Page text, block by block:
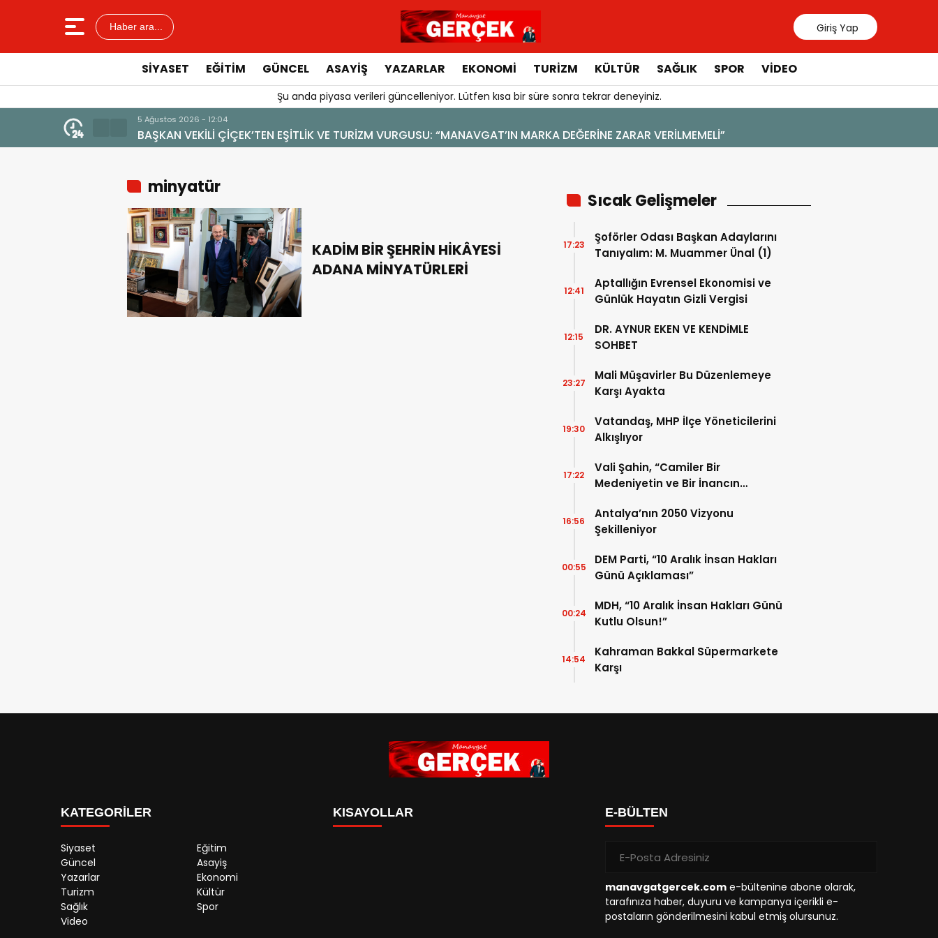
Haber ara... Giriş Yap
SIYASET EĞITIM GÜNCEL ASAYIŞ YAZARLAR EKONOMI TURIZM KÜLTÜR SAĞLIK SPOR VIDEO
Şu anda piyasa verileri güncelleniyor. Lütfen kısa bir süre sonra tekrar deneyiniz.
DEĞERİNE ZARAR VERİLMEMELİ” YENİ BİR DİN: SOSYAL MEDYA
minyatür
KADİM BİR ŞEHRİN HİKÂYESİ
ADANA MİNYATÜRLERİ
Sıcak Gelişmeler
Şoförler Odası Başkan Adaylarını
Tanıyalım: M. Muammer Ünal (1)
17:23
Aptallığın Evrensel Ekonomisi ve
Günlük Hayatın Gizli Vergisi
12:41
DR. AYNUR EKEN VE KENDİMLE
SOHBET
12:15
Mali Müşavirler Bu Düzenlemeye
Karşı Ayakta
23:27
Vatandaş, MHP İlçe Yöneticilerini
Alkışlıyor
19:30
Vali Şahin, “Camiler Bir
Medeniyetin ve Bir İnancın
17:22
Antalya’nın 2050 Vizyonu
Şekilleniyor
16:56
DEM Parti, “10 Aralık İnsan Hakları
Günü Açıklaması”
00:55
MDH, “10 Aralık İnsan Hakları Günü
Kutlu Olsun!”
00:24
Kahraman Bakkal Süpermarkete
Karşı
14:54
KATEGORİLER
Siyaset
Eğitim
Güncel
Asayiş
Yazarlar
Ekonomi
Turizm
Kültür
Sağlık
Spor
Video
KISAYOLLAR E-BÜLTEN
manavgatgercek.com e-bültenine abone olarak,
tarafınıza haber, duyuru ve kampanya içerikli e-
postaların gönderilmesini kabul etmiş olursunuz.